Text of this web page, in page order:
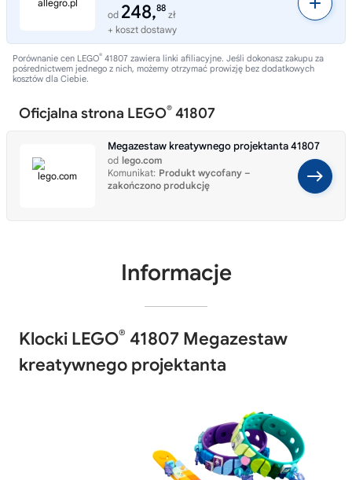
od 248,88
zł
+ koszt dostawy
Porównanie cen LEGO® 41807 zawiera linki afiliacyjne. Jeśli dokonasz zakupu za
pośrednictwem jednego z nich, możemy otrzymać prowizję bez dodatkowych
kosztów dla Ciebie.
Oficjalna strona LEGO® 41807
Megazestaw kreatywnego projektanta 41807
od lego.com
Komunikat: Produkt wycofany –
zakończono produkcję
Informacje
Klocki LEGO® 41807 Megazestaw
kreatywnego projektanta